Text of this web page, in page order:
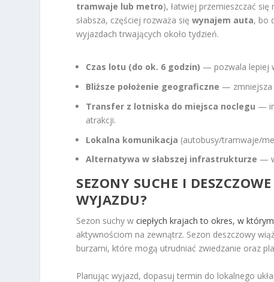
tramwaje lub metro), łatwiej przemieszczać
słabsza, częściej rozważa sięwynajem auta, bo
wyjazdach trwających około tydzień.
Czas lotu (do ok. 6 godzin) — pozwala lepiej
Bliższe położenie geograficzne — zmniejsza
Transfer z lotniska do miejsca noclegu —
atrakcji.
Lokalna komunikacja (autobusy/tramwaje/
Alternatywa w słabszej infrastrukturze —
SEZONY SUCHE I
WYJAZDU?
Sezon suchy wciepłych krajach to okres, w którym
aktywnościom na zewnątrz. Sezon deszczowy
burzami, które mogą utrudniać zwiedzanie oraz
Planując wyjazd, dopasuj termin do lokalnego